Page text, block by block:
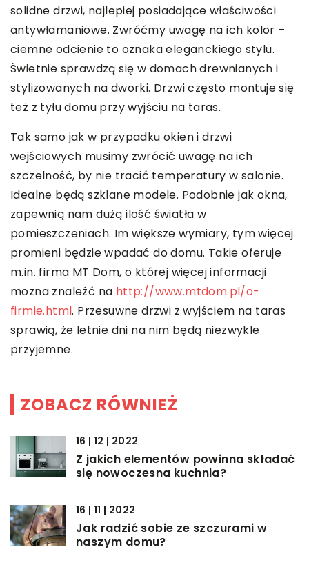
solidne drzwi, najlepiej posiadające właściwości
antywłamaniowe. Zwróćmy uwagę na ich kolor –
ciemne odcienie to oznaka eleganckiego stylu.
Świetnie sprawdzą się w domach drewnianych i
stylizowanych na dworki. Drzwi często montuje się
też z tyłu domu przy wyjściu na taras.
Tak samo jak w przypadku okien i drzwi
wejściowych musimy zwrócić uwagę na ich
szczelność, by nie tracić temperatury w salonie.
Idealne będą szklane modele. Podobnie jak okna,
zapewnią nam dużą ilość światła w
pomieszczeniach. Im większe wymiary, tym więcej
promieni będzie wpadać do domu. Takie oferuje
m.in. firma MT Dom, o której więcej informacji
można znaleźć na http://www.mtdom.pl/o-
firmie.html. Przesuwne drzwi z wyjściem na taras
sprawią, że letnie dni na nim będą niezwykle
przyjemne.
ZOBACZ RÓWNIEŻ
16 | 12 | 2022
Z jakich elementów powinna składać
się nowoczesna kuchnia?
16 | 11 | 2022
Jak radzić sobie ze szczurami w
naszym domu?